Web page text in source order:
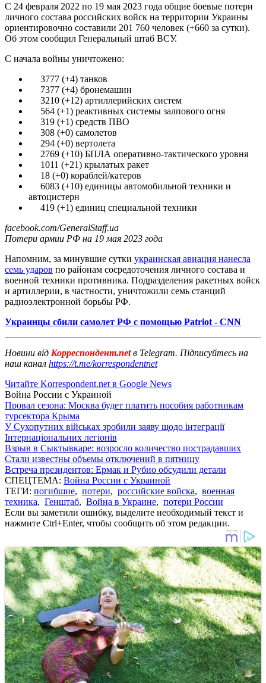
С 24 февраля 2022 по 19 мая 2023 года общие боевые потери
личного состава российских войск на территории Украины
ориентировочно составили 201 760 человек (+660 за сутки).
Об этом сообщил Генеральный штаб ВСУ.
С начала войны уничтожено:
3777 (+4) танков
7377 (+4) бронемашин
3210 (+12) артиллерийских систем
564 (+1) реактивных системы залпового огня
319 (+1) средств ПВО
308 (+0) самолетов
294 (+0) вертолета
2769 (+10) БПЛА оперативно-тактического уровня
1011 (+21) крылатых ракет
18 (+0) кораблей/катеров
6083 (+10) единицы автомобильной техники и
автоцистерн
419 (+1) единиц специальной техники
facebook.com/GeneralStaff.ua
Потери армии РФ на 19 мая 2023 года
Напомним, за минувшие сутки украинская авиация нанесла
семь ударов по районам сосредоточения личного состава и
военной техники противника. Подразделения ракетных войск
и артиллерии, в частности, уничтожили семь станций
радиоэлектронной борьбы РФ.
Украинцы сбили самолет РФ с помощью Patriot - CNN
Новини від Корреспондент.netв Telegram. Підписуйтесь на
наш канал https://t.me/korrespondentnet
Читайте Korrespondent.net в Google News
Война России с Украиной
Провал сезона: Москва будет платить пособия работникам
турсектора Крыма
У Сухопутних військах зробили заяву щодо інтеграції
Інтернаціональних легіонів
Взрыв в Сыктывкаре: возросло количество пострадавших
Стали известны объемы отключений в пятницу
Встреча президентов: Ермак и Рубио обсудили детали
СПЕЦТЕМА: Война России с Украиной
ТЕГИ: погибшие, потери, российские войска, военная
техника, Генштаб, Война в Украине, потери России
Если вы заметили ошибку, выделите необходимый текст и
нажмите Ctrl+Enter, чтобы сообщить об этом редакции.